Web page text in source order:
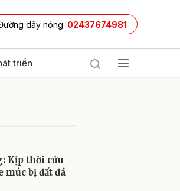
dây nóng: 02437674981
triển
Kịp thời cứu
múc bị đất đá